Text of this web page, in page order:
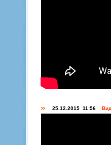
25.12.2015 11:56